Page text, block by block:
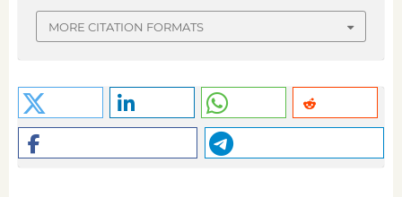
MORE CITATION FORMATS